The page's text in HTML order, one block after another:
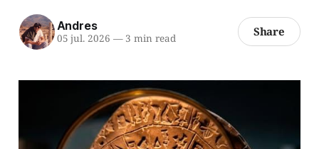
Andres
05 jul. 2026 —3 min read Share